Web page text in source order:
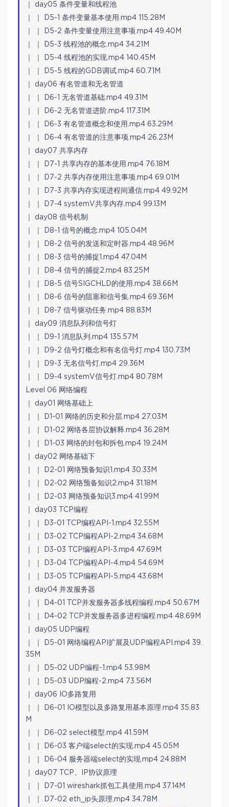
｜ day05 条件变量和线程池
｜ ｜ D5-1 条件变量基本使用.mp4 115.28M
｜ ｜ D5-2 条件变量使用注意事项.mp4 49.40M
｜ ｜ D5-3 线程池的概念.mp4 34.21M
｜ ｜ D5-4 线程池的实现.mp4 140.45M
｜ ｜ D5-5 线程的GDB调试.mp4 60.71M
｜ day06 有名管道和无名管道
｜ ｜ D6-1 无名管道基础.mp4 49.31M
｜ ｜ D6-2 无名管道进阶.mp4 117.31M
｜ ｜ D6-3 有名管道概念和使用.mp4 63.29M
｜ ｜ D6-4 有名管道的注意事项.mp4 26.23M
｜ day07 共享内存
｜ ｜ D7-1 共享内存的基本使用.mp4 76.18M
｜ ｜ D7-2 共享内存使用注意事项.mp4 69.01M
｜ ｜ D7-3 共享内存实现进程间通信.mp4 49.92M
｜ ｜ D7-4 systemV共享内存.mp4 99.13M
｜ day08 信号机制
｜ ｜ D8-1 信号的概念.mp4 105.04M
｜ ｜ D8-2 信号的发送和定时器.mp4 48.96M
｜ ｜ D8-3 信号的捕捉1.mp4 47.04M
｜ ｜ D8-4 信号的捕捉2.mp4 83.25M
｜ ｜ D8-5 信号SIGCHLD的使用.mp4 38.66M
｜ ｜ D8-6 信号的阻塞和信号集.mp4 69.36M
｜ ｜ D8-7 信号驱动任务.mp4 88.83M
｜ day09 消息队列和信号灯
｜ ｜ D9-1 消息队列.mp4 135.57M
｜ ｜ D9-2 信号灯概念和有名信号灯.mp4 130.73M
｜ ｜ D9-3 无名信号灯.mp4 29.36M
｜ ｜ D9-4 systemV信号灯.mp4 80.78M
Level 06 网络编程
｜ day01 网络基础上
｜ ｜ D1-01 网络的历史和分层.mp4 27.03M
｜ ｜ D1-02 网络各层协议解释.mp4 36.28M
｜ ｜ D1-03 网络的封包和拆包.mp4 19.24M
｜ day02 网络基础下
｜ ｜ D2-01 网络预备知识1.mp4 30.33M
｜ ｜ D2-02 网络预备知识2.mp4 31.18M
｜ ｜ D2-03 网络预备知识3.mp4 41.99M
｜ day03 TCP编程
｜ ｜ D3-01 TCP编程API-1.mp4 32.55M
｜ ｜ D3-02 TCP编程API-2.mp4 34.68M
｜ ｜ D3-03 TCP编程API-3.mp4 47.69M
｜ ｜ D3-04 TCP编程API-4.mp4 54.69M
｜ ｜ D3-05 TCP编程API-5.mp4 43.68M
｜ day04 并发服务器
｜ ｜ D4-01 TCP并发服务器多线程编程.mp4 50.67M
｜ ｜ D4-02 TCP并发服务器多进程编程.mp4 48.69M
｜ day05 UDP编程
｜ ｜ D5-01 网络编程API扩展及UDP编程API.mp4 39.
35M
｜ ｜ D5-02 UDP编程-1.mp4 53.98M
｜ ｜ D5-03 UDP编程-2.mp4 73.56M
｜ day06 IO多路复用
｜ ｜ D6-01 IO模型以及多路复用基本原理.mp4 35.83
M
｜ ｜ D6-02 select模型.mp4 41.59M
｜ ｜ D6-03 客户端select的实现.mp4 45.05M
｜ ｜ D6-04 服务器端select的实现.mp4 24.88M
｜ day07 TCP、IP协议原理
｜ ｜ D7-01 wireshark抓包工具使用.mp4 37.14M
｜ ｜ D7-02 eth_ip头原理.mp4 34.78M